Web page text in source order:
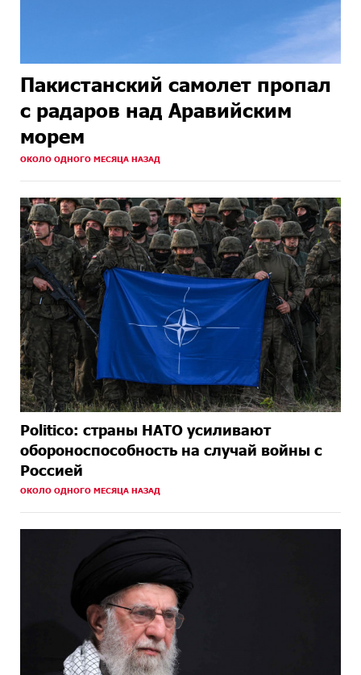
Пакистанский самолет пропал
с радаров над Аравийским
морем
ОКОЛО ОДНОГО МЕСЯЦА НАЗАД
Politico: страны НАТО усиливают
обороноспособность на случай войны с
Россией
ОКОЛО ОДНОГО МЕСЯЦА НАЗАД